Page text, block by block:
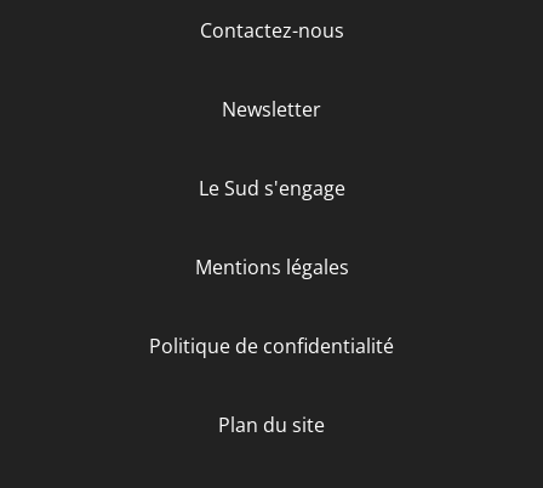
Contactez-nous
Newsletter
Le Sud s'engage
Mentions légales
Politique de confidentialité
Plan du site